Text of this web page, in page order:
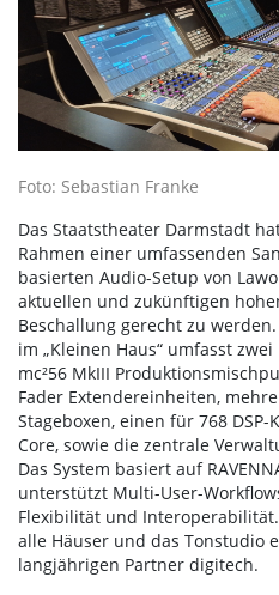
Foto: Sebastian Franke
Das Staatstheater Darmstadt
Rahmen einer umfassenden
basierten Audio-Setup von
aktuellen und zukünftigen
Beschallung gerecht zu
im „Kleinen Haus“ umfasst
mc²56 MkIII
Fader Extendereinheiten,
Stageboxen, einen für 768 DSP-
Core, sowie die zentrale
Das System basiert auf
unterstützt Multi-User-
Flexibilität und
alle Häuser und das Tonstudio
langjährigen Partner digitech.